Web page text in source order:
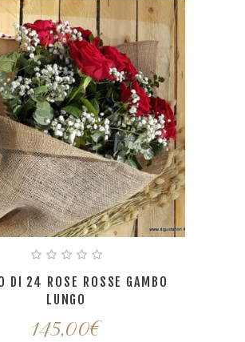
DI 24 ROSE ROSSE GAMBO
LUNGO
145,00€